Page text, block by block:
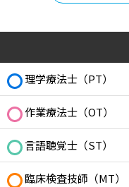
理学療法士（PT）
作業療法士（OT）
言語聴覚士（ST）
臨床検査技師（MT）